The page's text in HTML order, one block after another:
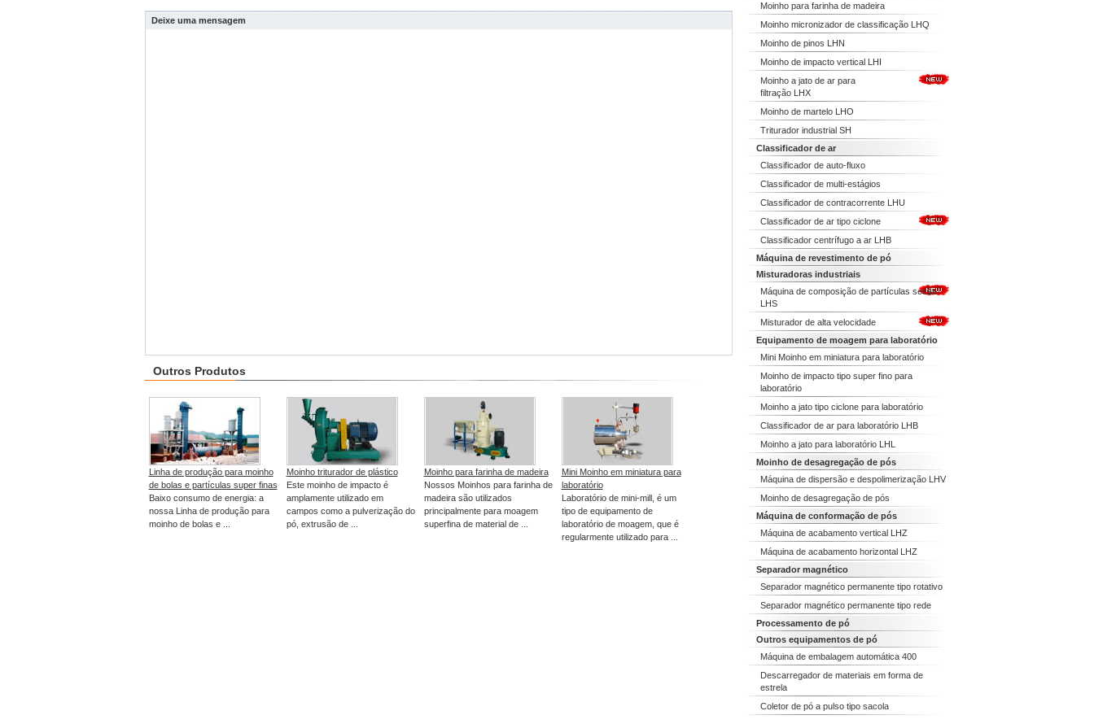
Deixe uma mensagem
Outros Produtos
Linha de produção para moinho
de bolas e partículas super finas
Baixo consumo de energia: a
nossa Linha de produção para
moinho de bolas e ...
Moinho triturador de plástico
Este moinho de impacto é
amplamente utilizado em
campos como a pulverização do
pó, extrusão de ...
Moinho para farinha de madeira
Nossos Moinhos para farinha de
madeira são utilizados
principalmente para moagem
superfina de material de ...
Mini Moinho em miniatura para
laboratório
Laboratório de mini-mill, é um
tipo de equipamento de
laboratório de moagem, que é
regularmente utilizado para ...
Moinho para farinha de madeira
Moinho micronizador de classificação LHQ
Moinho de pinos LHN
Moinho de impacto vertical LHI
Moinho a jato de ar para
filtração LHX
Moinho de martelo LHO
Triturador industrial SH
Classificador de ar
Classificador de auto-fluxo
Classificador de multi-estágios
Classificador de contracorrente LHU
Classificador de ar tipo ciclone
Classificador centrífugo a ar LHB
Máquina de revestimento de pó
Misturadoras industriais
Máquina de composição de partículas secas
LHS
Misturador de alta velocidade
Equipamento de moagem para laboratório
Mini Moinho em miniatura para laboratório
Moinho de impacto tipo super fino para
laboratório
Moinho a jato tipo ciclone para laboratório
Classificador de ar para laboratório LHB
Moinho a jato para laboratório LHL
Moinho de desagregação de pós
Máquina de dispersão e despolimerização LHV
Moinho de desagregação de pós
Máquina de conformação de pós
Máquina de acabamento vertical LHZ
Máquina de acabamento horizontal LHZ
Separador magnético
Separador magnético permanente tipo rotativo
Separador magnético permanente tipo rede
Processamento de pó
Outros equipamentos de pó
Máquina de embalagem automática 400
Descarregador de materiais em forma de
estrela
Coletor de pó a pulso tipo sacola